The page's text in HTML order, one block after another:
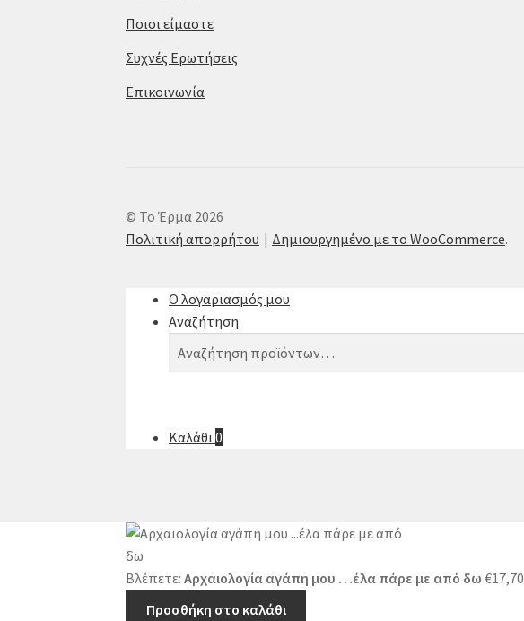
Ποιοι είμαστε
Συχνές Ερωτήσεις
Επικοινωνία
© Το Έρμα 2026
Πολιτική απορρήτου
Δημιουργημένο με το WooCommerce.
Ο λογαριασμός μου
Αναζήτηση
Αναζήτηση
Αναζήτηση
Καλάθι0
Βλέπετε:Αρχαιολογία αγάπη μου …έλα πάρε με από δω €17,70
Προσθήκη στο καλάθι